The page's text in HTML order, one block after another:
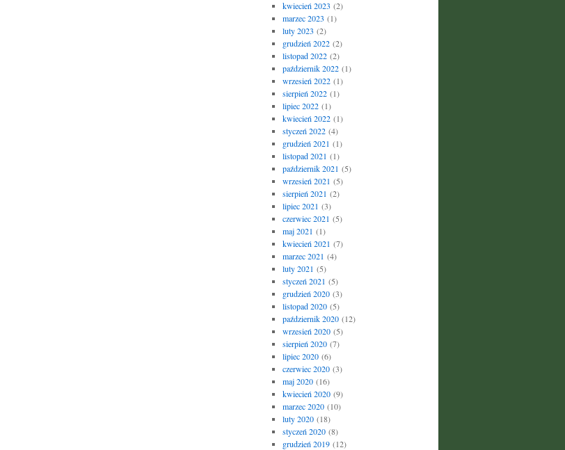
kwiecień 2023 (2)
marzec 2023 (1)
luty 2023 (2)
grudzień 2022(2)
listopad 2022(2)
październik 2022(1)
wrzesień 2022(1)
sierpień 2022(1)
lipiec 2022(1)
kwiecień 2022(1)
styczeń 2022(4)
grudzień 2021 (1)
listopad 2021 (1)
październik 2021 (5)
wrzesień 2021 (5)
sierpień 2021 (2)
lipiec 2021 (3)
czerwiec 2021 (5)
maj 2021 (1)
kwiecień 2021 (7)
marzec 2021 (4)
luty 2021 (5)
styczeń 2021 (5)
grudzień 2020(3)
listopad 2020(5)
październik 2020(12)
wrzesień 2020(5)
sierpień 2020(7)
lipiec 2020(6)
czerwiec 2020(3)
maj 2020(16)
kwiecień 2020(9)
marzec 2020(10)
luty 2020(18)
styczeń 2020(8)
grudzień 2019(12)